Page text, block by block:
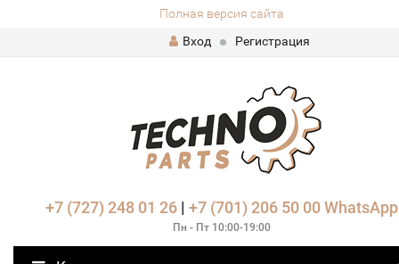
Полная версия сайта
Вход
Регистрация
+7 (727) 248 01 26| +7 (701) 206 50 00 WhatsApp
Пн - Пт 10:00-19:00